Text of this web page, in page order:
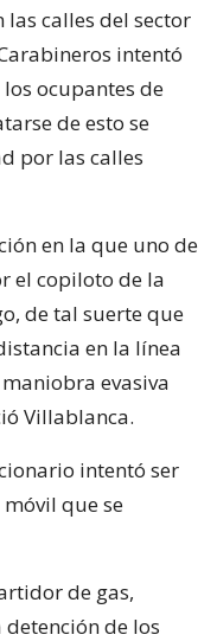
las calles del sector
intentó
ocupantes de
de esto se
por las calles
en la que uno de
el copiloto de la
de tal suerte que
en la línea
evasiva
Villablanca.
intentó ser
que se
de gas,
de los